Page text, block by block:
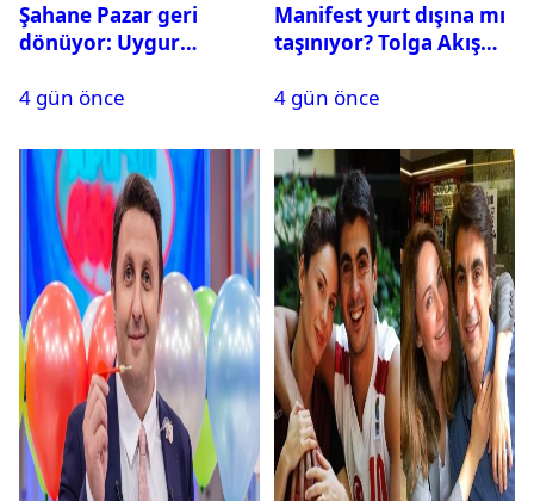
Şahane Pazar geri
dönüyor: Uygur
açıklama geldi
4 gün önce
Manifest yurt dışına mı
taşınıyor? Tolga Akış
4 gün önce